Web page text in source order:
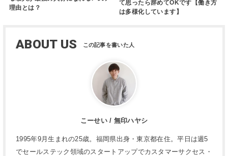
理由とは？
て思ったら辞めてOKです【働き方
は多様化しています】
ABOUT US
こーせい / 無印ハヤシ
1995年9月生まれの25歳。福岡県出身・東京都在住。平日は週5
でセールステック領域のスタートアップでカスタマーサクセス・